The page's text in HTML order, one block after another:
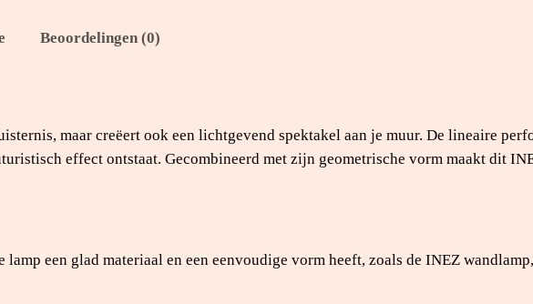
Beoordelingen (0)
maar creëert ook een lichtgevend spektakel aan je muur. De lineaire
effect ontstaat. Gecombineerd met zijn geometrische vorm maakt dit
een glad materiaal en een eenvoudige vorm heeft, zoals de INEZ